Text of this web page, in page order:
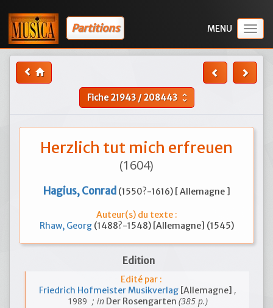
Partitions
Fiche21943/208443 unfold_more
Herzlich tut mich erfreuen
(1604)
Hagius, Conrad (1550?-1616) [ Allemagne ]
Auteur(s) du texte :
Rhaw, Georg (1488?-1548) [Allemagne] (1545)
Edition
Edité par :
Friedrich Hofmeister Musikverlag [Allemagne] ,
1989 ; inDer Rosengarten (385 p.)